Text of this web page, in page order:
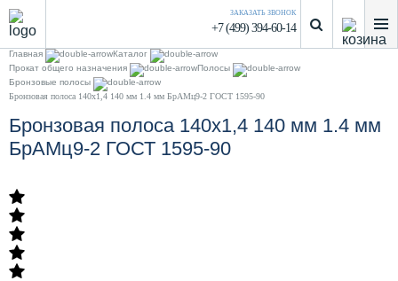
ЗАКАЗАТЬ ЗВОНОК
+7 (499) 394-60-14
Главная
Каталог
Прокат общего назначения
Полосы
Бронзовые полосы
Бронзовая полоса 140х1,4 140 мм 1.4 мм БрАМц9-2 ГОСТ 1595-90
Бронзовая полоса 140х1,4 140 мм 1.4 мм
БрАМц9-2 ГОСТ 1595-90